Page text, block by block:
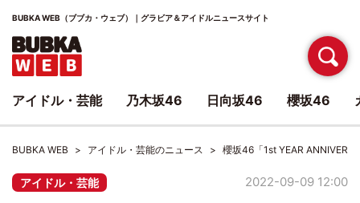
BUBKA WEB（ブブカ・ウェブ）｜グラビア＆アイドルニュースサイト
BUBKA WEB アイドル・芸能のニュース 櫻坂46「1st YEAR
アイドル・芸能 2022-09-09 12:00
アイドル・芸能 乃木坂46 日向坂46 櫻坂46